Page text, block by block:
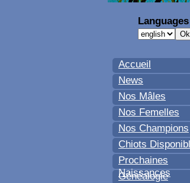
Accueil
News
Nos Mâles
Nos Femelles
Nos Champions
Chiots
Prochaines
Naissances
Généalogie